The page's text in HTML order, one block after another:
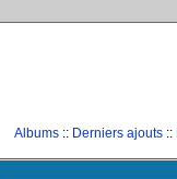
Albums :: Derniers ajouts ::